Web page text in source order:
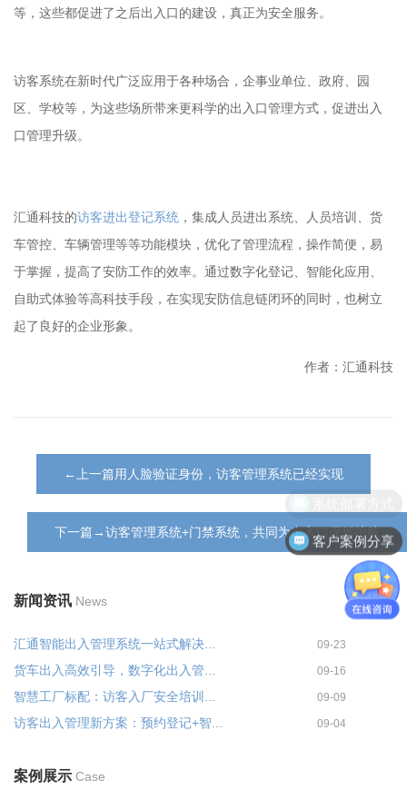
等，这些都促进了之后出入口的建设，真正为安全服务。
访客系统在新时代广泛应用于各种场合，企事业单位、政府、园
区、学校等，为这些场所带来更科学的出入口管理方式，促进出入
口管理升级。
汇通科技的访客进出登记系统 ，集成人员进出系统、人员培训、货
车管控、车辆管理等等功能模块，优化了管理流程，操作简便，易
于掌握，提高了安防工作的效率。通过数字化登记、智能化应用、
自助式体验等高科技手段，在实现安防信息链闭环的同时，也树立
起了良好的企业形象。
作者：汇通科技
←上一篇用人脸验证身份，访客管理系统已经实现
下一篇→访客管理系统+门禁系统，共同为出入口保驾护航
新闻资讯 News
汇通智能出入管理系统一站式解决... 09-23
货车出入高效引导，数字化出入管... 09-16
智慧工厂标配：访客入厂安全培训... 09-09
访客出入管理新方案：预约登记+智... 09-04
案例展示 Case
客户案例分享